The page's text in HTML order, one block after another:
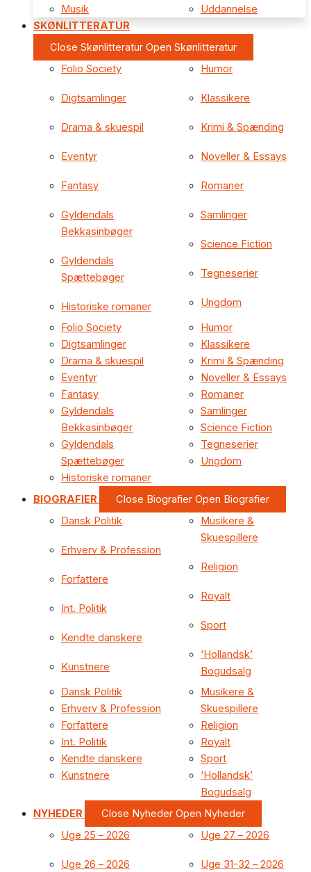
Musik
Uddannelse
SKØNLITTERATUR
Close Skønlitteratur Open Skønlitteratur
Folio Society
Digtsamlinger
Drama & skuespil
Eventyr
Fantasy
Gyldendals
Bekkasinbøger
Gyldendals
Spættebøger
Historiske romaner
Humor
Klassikere
Krimi & Spænding
Noveller & Essays
Romaner
Samlinger
Science Fiction
Tegneserier
Ungdom
Folio Society
Digtsamlinger
Drama & skuespil
Eventyr
Fantasy
Gyldendals
Bekkasinbøger
Gyldendals
Spættebøger
Historiske romaner
Humor
Klassikere
Krimi & Spænding
Noveller & Essays
Romaner
Samlinger
Science Fiction
Tegneserier
Ungdom
BIOGRAFIER Close Biografier Open Biografier
Dansk Politik
Erhverv & Profession
Forfattere
Int. Politik
Kendte danskere
Kunstnere
Musikere &
Skuespillere
Religion
Royalt
Sport
‘Hollandsk’
Bogudsalg
Dansk Politik
Erhverv & Profession
Forfattere
Int. Politik
Kendte danskere
Kunstnere
Musikere &
Skuespillere
Religion
Royalt
Sport
‘Hollandsk’
Bogudsalg
NYHEDER
Close Nyheder Open Nyheder
Uge 25 – 2026
Uge 26 – 2026
Uge 27 – 2026
Uge 31-32 – 2026